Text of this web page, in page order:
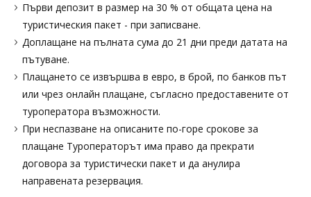
Първи депозит в размер на 30 % от общата цена на
туристическия пакет - при записване.
Доплащане на пълната сума до 21 дни преди датата на
пътуване.
Плащането се извършва в евро, в брой, по банков път
или чрез онлайн плащане, съгласно предоставените от
туроператора възможности.
При неспазване на описаните по-горе срокове за
плащане Туроператорът има право да прекрати
договора за туристически пакет и да анулира
направената резервация.